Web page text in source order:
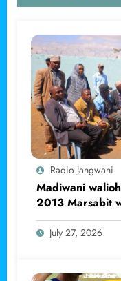
Radio Jangwani
Madiwani
2013 Marsabit
pensheni
July 27, 2026